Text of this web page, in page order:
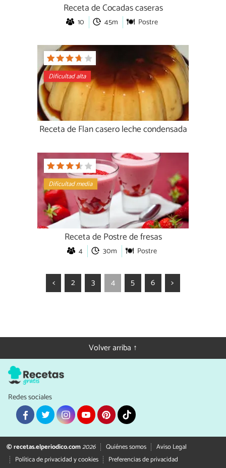
Receta de Cocadas caseras
10 45m Postre
Dificultad alta
Receta de Flan casero leche condensada
Dificultad media
Receta de Postre de fresas
4 30m Postre
< 2 3 4 5 6 >
Volver arriba ↑
Redes sociales
© recetas.elperiodico.com2026 Quiénes somos
Aviso Legal
Política de privacidad y cookies
Preferencias de privacidad